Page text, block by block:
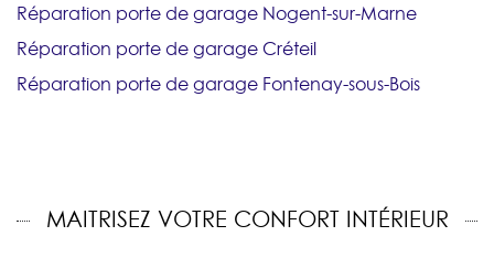
Réparation porte de garage Nogent-sur-Marne
Réparation porte de garage Créteil
Réparation porte de garage Fontenay-sous-Bois
MAITRISEZ VOTRE CONFORT INTÉRIEUR